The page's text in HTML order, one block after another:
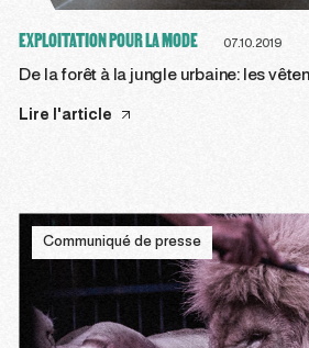
EXPLOITATION POUR LA MODE 07.10.2019
De la forêt à la jungle urbaine: les
Lire l'article
Communiqué de presse